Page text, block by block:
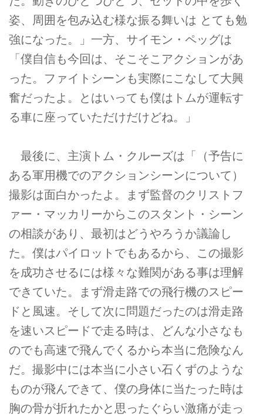
姿、周囲を包み込む様な振る舞いは とても勉
強になった。」一方、サイモン・ペッグは
「僕自信も今回は、そこそこアクションがあ
った。ファイトシーンも実際にこなして大興
奮だったよ。とはいっても僕はトムが運転す
る車に座っていただけだけどね。」
最後に、主演トム・クルーズは「（予告に
ある軍用機でのアクションシーンについて）
撮影は面白かったよ。まず監督のクリストフ
ァー・マッカリーからこのスタント・シーン
の相談があり、最初はどうやろうか議論し
た。僕はパイロットでもあるから、この撮影
を成功させるには様々な難関がある事は理解
できていた。まず滑走路での飛行機のスピー
ドと風速。そして次に問題だったのは滑走路
を速いスピードで走る時は、どんな小さなも
のでも高速で飛んでくるから本当に危険なん
だ。撮影中には本当に小さい石くずのような
ものが飛んできて、僕の身体に当たった時は
胸の骨が折れたかと思ったぐらい激痛が走っ